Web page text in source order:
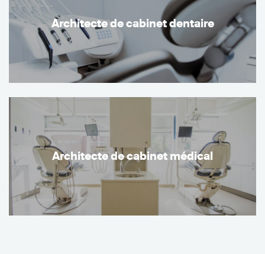
Architecte de cabinet dentaire
Architecte de cabinet médical